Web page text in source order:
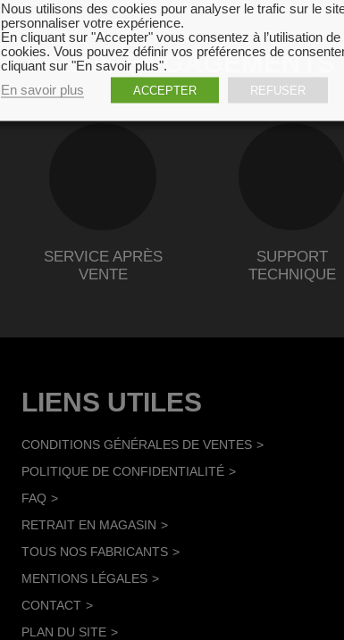
NOS ENGAGEMENTS
SERVICE APRÈS
VENTE
SUPPORT
TECHNIQUE
LIENS UTILES
CONDITIONS GÉNÉRALES DE VENTES
POLITIQUE DE CONFIDENTIALITÉ
FAQ
RETRAIT EN MAGASIN
TOUS NOS FABRICANTS
MENTIONS LÉGALES
CONTACT
PLAN DU SITE
Nous utilisons des cookies pour analyser le trafic sur le
personnaliser votre expérience.
En cliquant sur "Accepter" vous consentez à l’utilisation de
cookies. Vous pouvez définir vos préférences de
cliquant sur "En savoir plus".
En savoir plus
ACCEPTER REFUSER